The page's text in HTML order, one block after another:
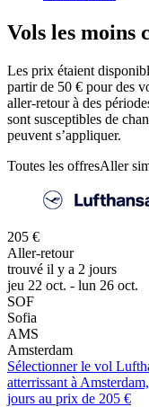
Vols les moins
Les prix étaient
partir de 50 € pour des
aller-retour à des
sont susceptibles de
peuvent s’appliquer.
Toutes les offresAller
205 €
Aller-retour
trouvé il y a 2 jours
jeu 22 oct. - lun 26 oct.
SOF
Sofia
AMS
Amsterdam
Sélectionner le vol
atterrissant à
jours au prix de 205 €